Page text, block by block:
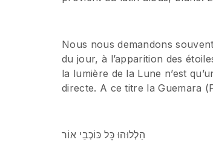
Nous nous demandons
du jour, à l’apparition des
la lumière de la Lune n’est
directe. A ce titre la Guemara
הַלְלוּהוּ כׇּל כּוֹכְבֵי אוֹר